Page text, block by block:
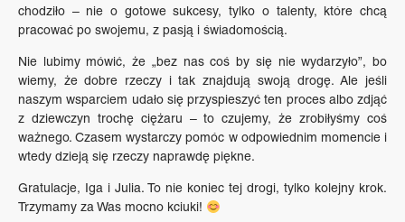
chodziło – nie o gotowe sukcesy, tylko o talenty, które chcą
pracować po swojemu, z pasją i świadomością.
Nie lubimy mówić, że „bez nas coś by się nie wydarzyło”, bo
wiemy, że dobre rzeczy i tak znajdują swoją drogę. Ale jeśli
naszym wsparciem udało się przyspieszyć ten proces albo zdjąć
z dziewczyn trochę ciężaru – to czujemy, że zrobiłyśmy coś
ważnego. Czasem wystarczy pomóc w odpowiednim momencie i
wtedy dzieją się rzeczy naprawdę piękne.
Gratulacje, Iga i Julia. To nie koniec tej drogi, tylko kolejny krok.
Trzymamy za Was mocno kciuki!